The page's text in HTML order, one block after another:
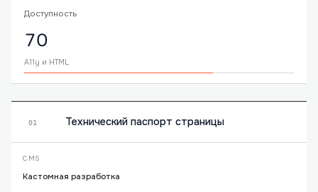
Доступность
70
A11y и HTML
01 Технический паспорт страницы
CMS
Кастомная разработка